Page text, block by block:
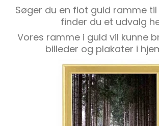
Søger du en flot guld ramme
finder du et udvalg
Vores ramme i guld vil kunne
billeder og plakater i